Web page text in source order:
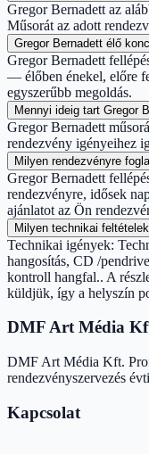
Gregor Bernadett az
Műsorát az adott
Gregor Bernadett élő
Gregor Bernadett
— élőben énekel, előre
egyszerűbb megoldás.
Mennyi ideig tart Gregor
Gregor Bernadett
rendezvény igényeihez
Milyen rendezvényre
Gregor Bernadett
rendezvényre, idősek
ajánlatot az Ön
Milyen technikai
Technikai igények:
hangosítás, CD /
kontroll hangfal.. A
küldjük, így a helyszín
DMF Art Média
DMF Art Média Kft.
rendezvényszervezés
Kapcsolat